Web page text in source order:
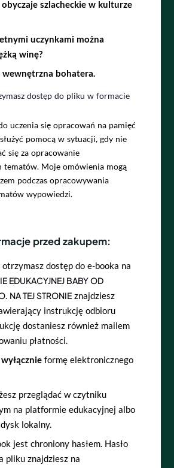
szlacheckie w kulturze
uczynkami można
winę?
wewnętrzna bohatera.
dostęp do pliku w formacie
uczenia się opracowań na pamięć
pomocą w sytuacji, gdy nie
się za opracowanie
tematów. Moje omówienia mogą
podczas opracowywania
wypowiedzi.
przed zakupem:
otrzymasz dostęp do e-booka na
EDUKACYJNEJ BABY OD
. NA TEJ STRONIE znajdziesz
instrukcję odbioru
dostaniesz również mailem
płatności.
wyłącznie formę elektronicznego
przeglądać w czytniku
na platformie edukacyjnej albo
lokalny.
jest chroniony hasłem. Hasło
pliku znajdziesz na